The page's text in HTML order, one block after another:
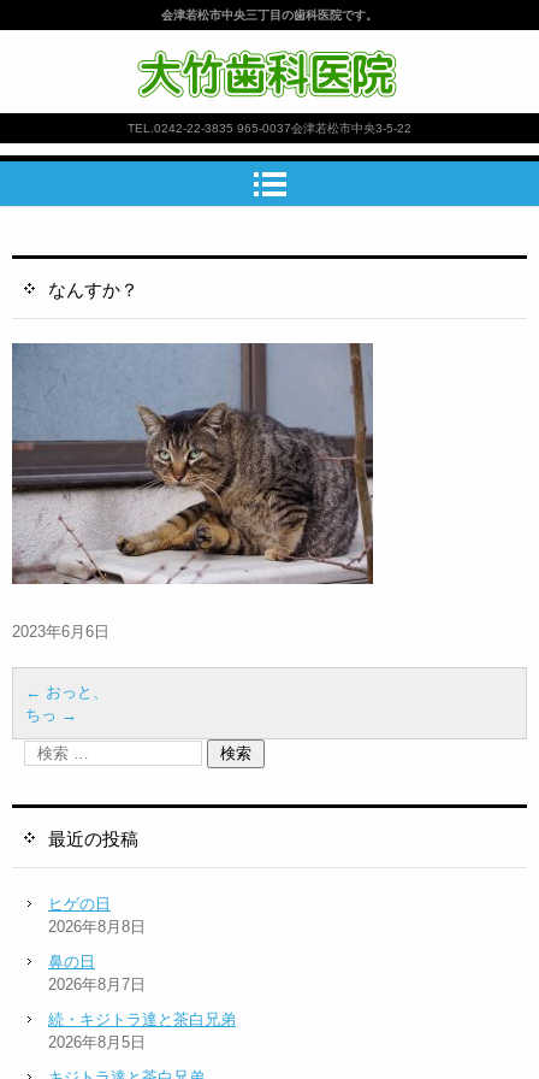
大竹歯科医院
会津若松市中央三丁目の歯科医院です。
TEL. 0242-22-3835 965-0037会津若松市中央3-5-22
なんすか？
2023年6月6日
← おっと、
ちっ →
最近の投稿
ヒゲの日
2026年8月8日
鼻の日
2026年8月7日
続・キジトラ達と茶白兄弟
2026年8月5日